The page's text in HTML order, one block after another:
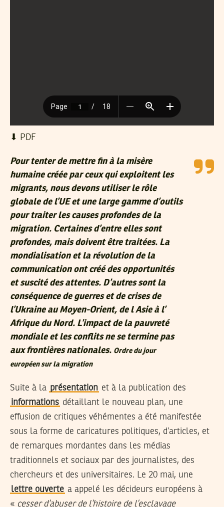
⬇︎ PDF
Pour tenter de mettre fin à la misère
humaine créée par ceux qui exploitent les
migrants, nous devons utiliser le rôle
globale de l’UE et une large gamme d’outils
pour traiter les causes profondes de la
migration. Certaines d’entre elles sont
profondes, mais doivent être traitées. La
mondialisation et la révolution de la
communication ont créé des opportunités
et suscité des attentes. D’autres sont la
conséquence de guerres et de crises de
l’Ukraine au Moyen-Orient, de l Asie à l’
Afrique du Nord. L’impact de la pauvreté
mondiale et les conflits ne se termine pas
aux frontières nationales. Ordre du jour
européen sur la migration
Suite à la présentation et à la publication des
informations détaillant le nouveau plan, une
effusion de critiques véhémentes a été manifestée
sous la forme de caricatures politiques, d’articles, et
de remarques mordantes dans les médias
traditionnels et sociaux par des journalistes, des
chercheurs et des universitaires. Le 20 mai, une
lettre ouverte a appelé les décideurs européens à
« cesser d’abuser de l’histoire de l’esclavage